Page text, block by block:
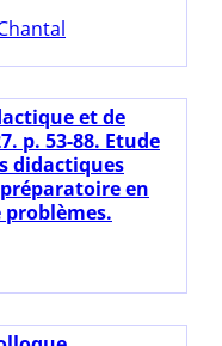
et de
p. 53-88. Etude
didactiques
en